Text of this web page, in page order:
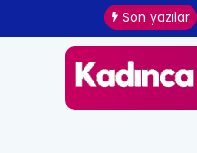
Son yazılar